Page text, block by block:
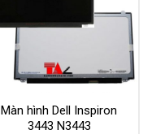
Màn hình Dell Inspiron
3443 N3443